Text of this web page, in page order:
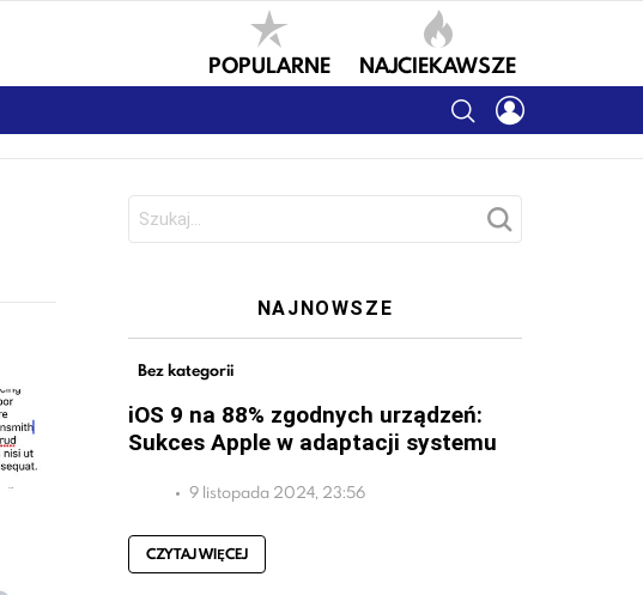
POPULARNE NAJCIEKAWSZE
SEARCH
NAJNOWSZE
Bez kategorii
iOS 9 na 88% zgodnych urządzeń:
Sukces Apple w adaptacji systemu
9 listopada 2024, 23:56
CZYTAJ WIĘCEJ